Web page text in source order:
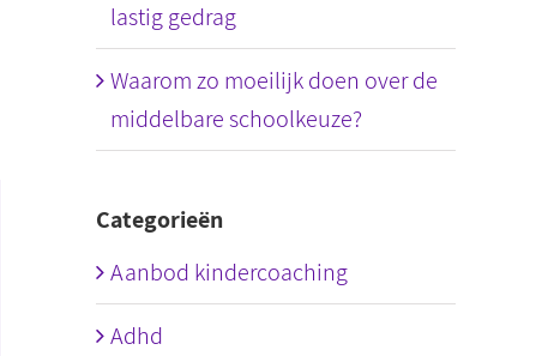
lastig gedrag
Waarom zo moeilijk doen over de
middelbare schoolkeuze?
Categorieën
Aanbod kindercoaching
Adhd